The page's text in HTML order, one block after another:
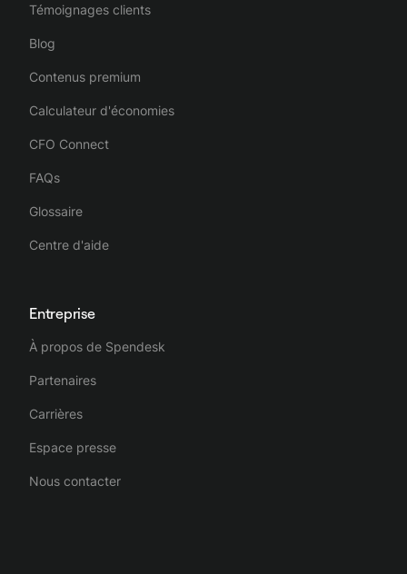
Témoignages clients
Blog
Contenus premium
Calculateur d'économies
CFO Connect
FAQs
Glossaire
Centre d'aide
Entreprise
À propos de Spendesk
Partenaires
Carrières
Espace presse
Nous contacter